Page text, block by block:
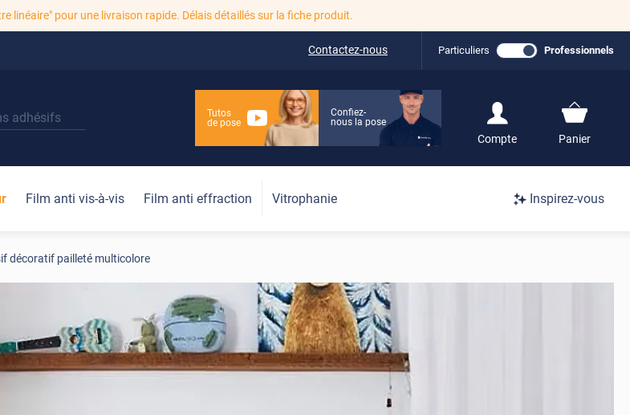
linéaire" pour une livraison rapide. Délais détaillés sur la fiche produit.
Contactez-nous Particuliers Professionnels
Tutos
de pose
Confiez-
nous la pose
Compte
S'inscrire / Se
Panier
Film anti vis-à-vis Film anti effraction Vitrophanie Inspirez-vous
décoratif pailleté multicolore